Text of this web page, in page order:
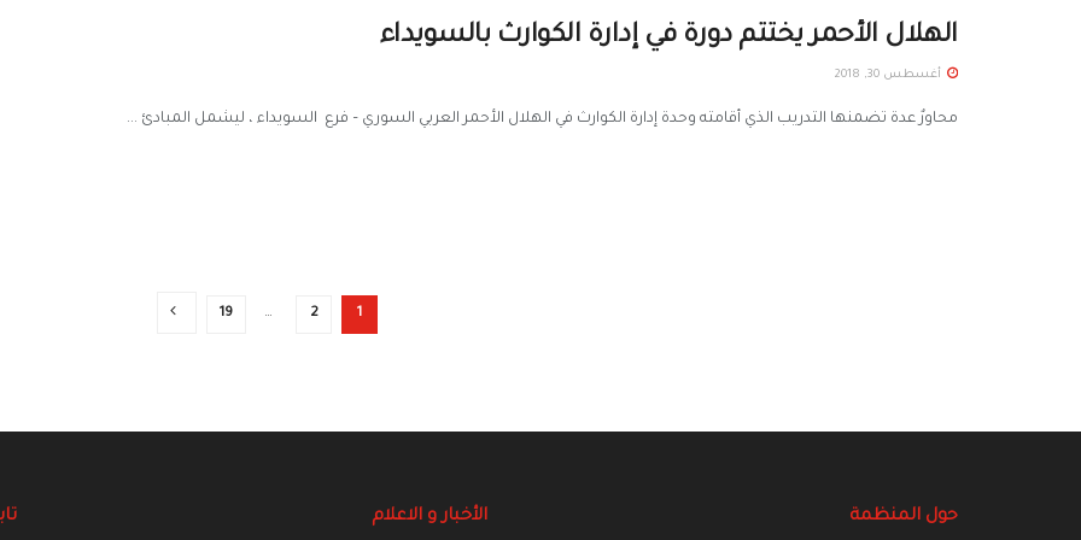
الهلال الأحمر يختتم دورة في إدارة الكوارث بالسويداء
أغسطس 30, 2018
محاورٌ عدة تضمنها التدريب الذي أقامته وحدة إدارة الكوارث في الهلال الأحمر العربي السوري – فرع السويداء ، ليشمل المبادئ ...
1
2
…
19
حول المنظمة الأخبار و الاعلام